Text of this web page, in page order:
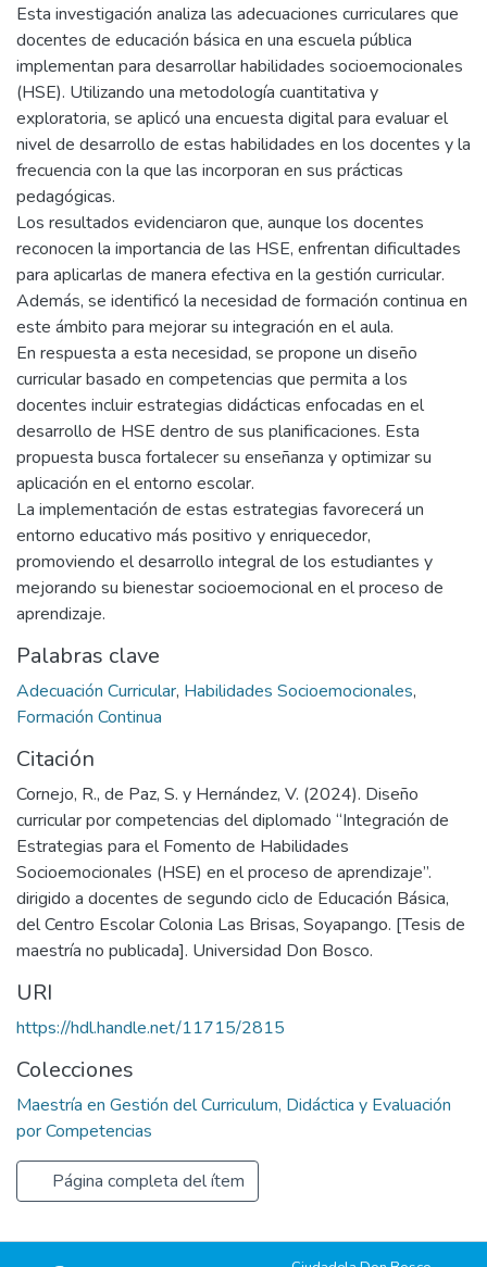
Esta investigación analiza las adecuaciones curriculares que
docentes de educación básica en una escuela pública
implementan para desarrollar habilidades socioemocionales
(HSE). Utilizando una metodología cuantitativa y
exploratoria, se aplicó una encuesta digital para evaluar el
nivel de desarrollo de estas habilidades en los docentes y la
frecuencia con la que las incorporan en sus prácticas
pedagógicas.
Los resultados evidenciaron que, aunque los docentes
reconocen la importancia de las HSE, enfrentan dificultades
para aplicarlas de manera efectiva en la gestión curricular.
Además, se identificó la necesidad de formación continua en
este ámbito para mejorar su integración en el aula.
En respuesta a esta necesidad, se propone un diseño
curricular basado en competencias que permita a los
docentes incluir estrategias didácticas enfocadas en el
desarrollo de HSE dentro de sus planificaciones. Esta
propuesta busca fortalecer su enseñanza y optimizar su
aplicación en el entorno escolar.
La implementación de estas estrategias favorecerá un
entorno educativo más positivo y enriquecedor,
promoviendo el desarrollo integral de los estudiantes y
mejorando su bienestar socioemocional en el proceso de
aprendizaje.
Palabras clave
Adecuación Curricular, Habilidades Socioemocionales,
Formación Continua
Citación
Cornejo, R., de Paz, S. y Hernández, V. (2024). Diseño
curricular por competencias del diplomado “Integración de
Estrategias para el Fomento de Habilidades
Socioemocionales (HSE) en el proceso de aprendizaje”.
dirigido a docentes de segundo ciclo de Educación Básica,
del Centro Escolar Colonia Las Brisas, Soyapango. [Tesis de
maestría no publicada]. Universidad Don Bosco.
URI
https://hdl.handle.net/11715/2815
Colecciones
Maestría en Gestión del Curriculum, Didáctica y Evaluación
por Competencias
Página completa del ítem